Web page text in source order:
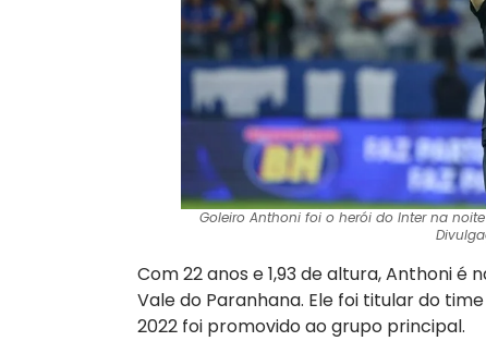
Goleiro Anthoni foi o herói do Inter na
Com 22 anos e 1,93 de altura, Anthoni é
Vale do Paranhana. Ele foi titular do
2022 foi promovido ao grupo principal.